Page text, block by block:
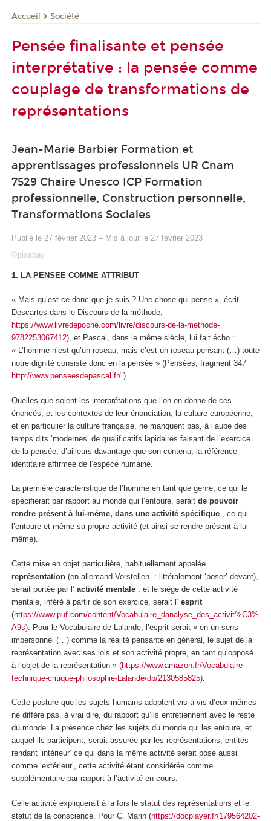
Accueil Société
Pensée finalisante et pensée
interprétative : la pensée comme
couplage de transformations de
représentations
Jean-Marie Barbier Formation et
apprentissages professionnels UR Cnam
7529 Chaire Unesco ICP Formation
professionnelle, Construction personnelle,
Transformations Sociales
Publié le 27 février 2023 – Mis à jour le 27 février 2023
©pixabay
1. LA PENSEE COMME ATTRIBUT
« Mais qu’est-ce donc que je suis ? Une chose qui pense », écrit
Descartes dans le Discours de la méthode,
https://www.livredepoche.com/livre/discours-de-la-methode-
9782253067412), et Pascal, dans le même siècle, lui fait écho :
« L’homme n’est qu’un roseau, mais c’est un roseau pensant (…) toute
notre dignité consiste donc en la pensée » (Pensées, fragment 347
http://www.penseesdepascal.fr/ ).
Quelles que soient les interprétations que l’on en donne de ces
énoncés, et les contextes de leur énonciation, la culture européenne,
et en particulier la culture française, ne manquent pas, à l’aube des
temps dits ‘modernes’ de qualificatifs lapidaires faisant de l’exercice
de la pensée , d’ailleurs davantage que son contenu, la référence
identitaire affirmée de l’espèce humaine.
La première caractéristique de l’homme en tant que genre, ce qui le
spécifierait par rapport au monde qui l’entoure, serait de pouvoir
rendre présent à lui-même, dans une activité spécifique , ce qui
l’entoure et même sa propre activité (et ainsi se rendre présent à lui-
même).
Cette mise en objet particulière, habituellement appelée
représentation (en allemand Vorstellen : littéralement ‘poser’ devant),
serait portée par l’ activité mentale
, et le siège de cette activité
mentale, inféré à partir de son exercice, serait l’ esprit
(https://www.puf.com/content/Vocabulaire_danalyse_des_activit%C3%
A9s). Pour le Vocabulaire de Lalande, l’esprit serait « en un sens
impersonnel (…) comme la réalité pensante en général, le sujet de la
représentation avec ses lois et son activité propre, en tant qu’opposé
à l’objet de la représentation » (https://www.amazon.fr/Vocabulaire-
technique-critique-philosophie-Lalande/dp/2130585825).
Cette posture que les sujets humains adoptent vis-à-vis d’eux-mêmes
ne diffère pas, à vrai dire, du rapport qu’ils entretiennent avec le reste
du monde. La présence chez les sujets du monde qui les entoure, et
auquel ils participent, serait assurée par les représentations, entités
rendant ‘intérieur’ ce qui dans la même activité serait posé aussi
comme ‘extérieur’, cette activité étant considérée comme
supplémentaire par rapport à l’activité en cours.
Celle activité expliquerait à la fois le statut des représentations et le
statut de la conscience . Pour C. Marin (https://docplayer.fr/179564202-